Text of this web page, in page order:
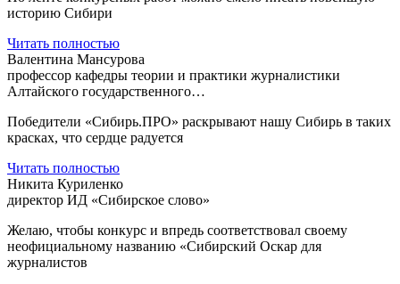
историю Сибири
Читать полностью
Валентина Мансурова
профессор кафедры теории и практики журналистики
Алтайского государственного…
Победители «Сибирь.ПРО» раскрывают нашу Сибирь в таких
красках, что сердце радуется
Читать полностью
Никита Куриленко
директор ИД «Сибирское слово»
Желаю, чтобы конкурс и впредь соответствовал своему
неофициальному названию «Сибирский Оскар для
журналистов